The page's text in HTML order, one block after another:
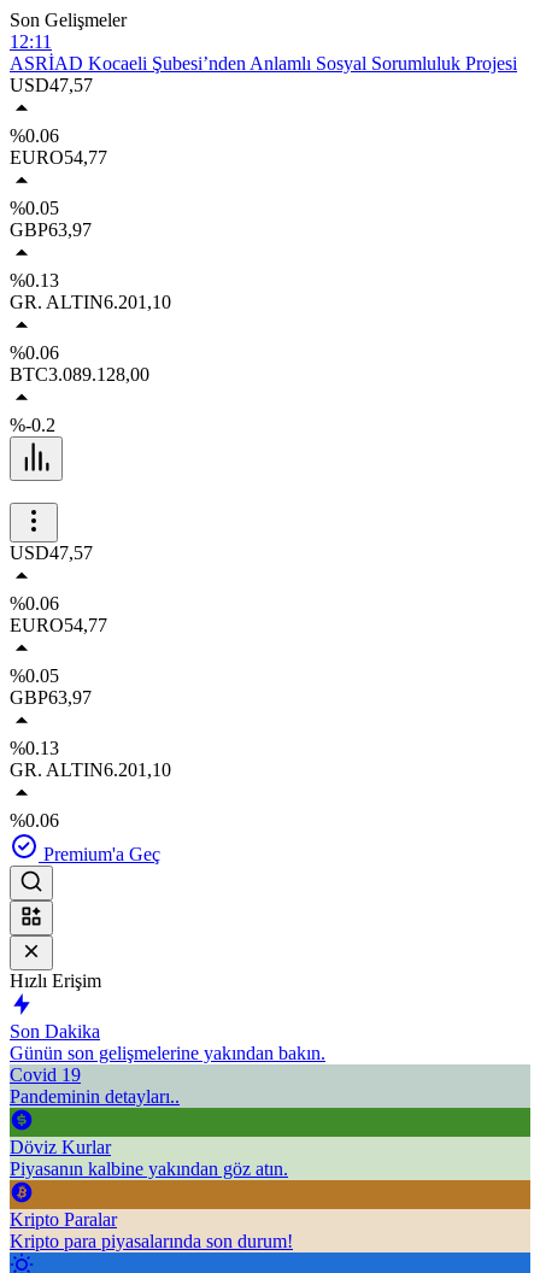
Son Gelişmeler
12:11
ASRİAD Kocaeli Şubesi’nden Anlamlı Sosyal Sorumluluk Projesi
22:05
Ekin Uzunlar, Kocaeli’yi Karadeniz ezgileriyle coşturdu
12:30
Kentin gururu Kocaelispor meydana iniyor
15:28
Köşklüçeşme’de Açık Hava Sinema Keyfi
USD47,57
%0.06
EURO54,77
%0.05
GBP63,97
%0.13
GR. ALTIN6.201,10
%0.06
BTC3.089.128,00
%-0.2
USD47,57
%0.06
EURO54,77
%0.05
GBP63,97
%0.13
GR. ALTIN6.201,10
%0.06
Premium'a Geç
Hızlı Erişim
Son Dakika
Günün son gelişmelerine yakından bakın.
Covid 19
Pandeminin detayları..
Döviz Kurlar
Piyasanın kalbine yakından göz atın.
Kripto Paralar
Kripto para piyasalarında son durum!